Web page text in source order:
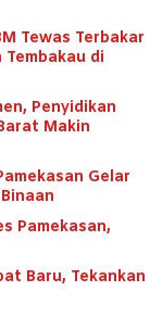
Tewas Terbakar
di
Penyidikan
Makin
Gelar
Pamekasan,
Baru, Tekankan